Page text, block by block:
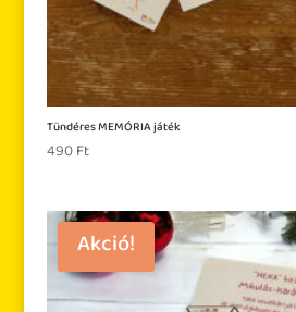
Tündéres MEMÓRIA játék
490Ft
Akció!